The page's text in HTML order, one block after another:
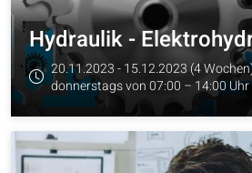
Hydraulik -
20.11.2023 - 15.12.2023 (4
donnerstags von 07:00 – 14:00
11:20 Uhr